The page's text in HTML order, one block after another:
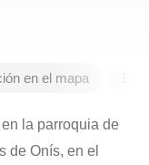
en el mapa
la parroquia de
de Onís, en el